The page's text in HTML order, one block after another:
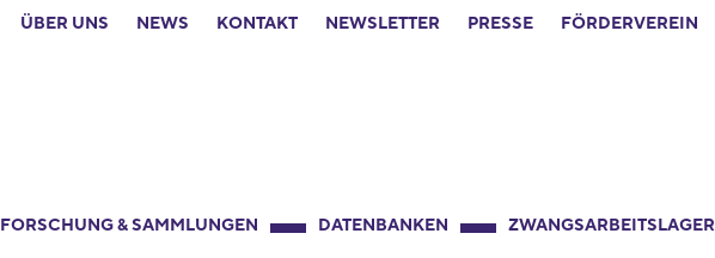
ÜBER UNS NEWS KONTAKT NEWSLETTER PRESSE FÖRDERVEREIN
FORSCHUNG & SAMMLUNGEN DATENBANKEN ZWANGSARBEITSLAGER